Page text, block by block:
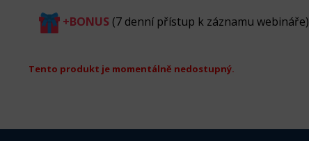
+BONUS(7 denní přístup k záznamu webináře)
Tento produkt je momentálně nedostupný.